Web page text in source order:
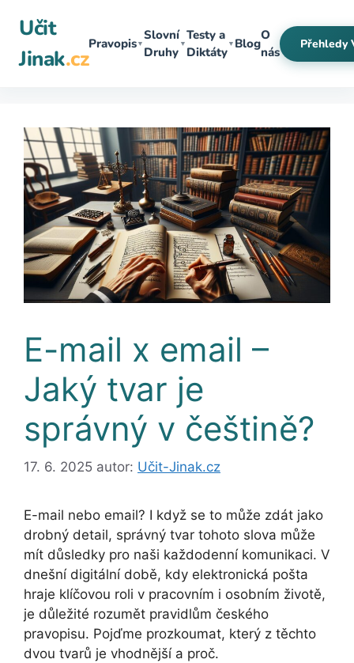
obsah
Učit
Jinak.cz
Pravopis▼
Slovní
Druhy
▼
Testy a
Diktáty
▼ Blog
O
nás
Přehledy
E-mail x email –
Jaký tvar je
správný v češtině?
17. 6. 2025 autor: Učit-Jinak.cz
E-mail nebo email? I když se to může zdát jako
drobný detail, správný tvar tohoto slova může
mít důsledky pro naši každodenní komunikaci. V
dnešní digitální době, kdy elektronická pošta
hraje klíčovou roli v pracovním i osobním životě,
je důležité rozumět pravidlům českého
pravopisu. Pojďme prozkoumat, který z těchto
dvou tvarů je vhodnější a proč.